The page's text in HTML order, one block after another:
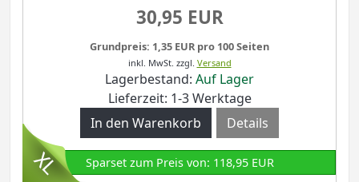
30,95 EUR
Grundpreis: 1,35 EUR pro 100 Seiten
inkl. MwSt. zzgl. Versand
Lagerbestand: Auf Lager
Lieferzeit: 1-3 Werktage
Details
Sparset zum Preis von: 118,95 EUR